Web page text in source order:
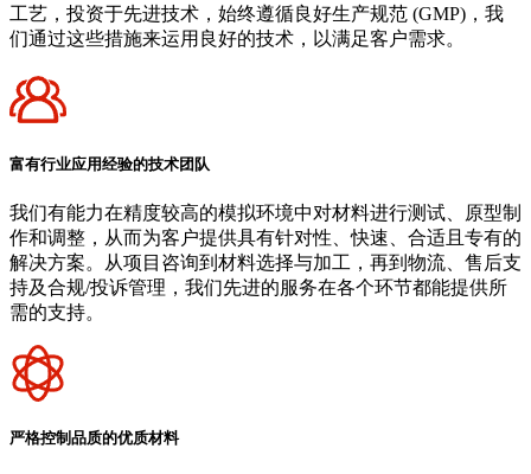
工艺，投资于先进技术，始终遵循良好生产规范 (GMP)，我
们通过这些措施来运用良好的技术，以满足客户需求。
富有行业应用经验的技术团队
我们有能力在精度较高的模拟环境中对材料进行测试、原型制
作和调整，从而为客户提供具有针对性、快速、合适且专有的
解决方案。从项目咨询到材料选择与加工，再到物流、售后支
持及合规/投诉管理，我们先进的服务在各个环节都能提供所
需的支持。
严格控制品质的优质材料